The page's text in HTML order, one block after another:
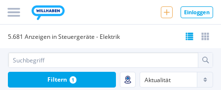
Einloggen
5.681 Anzeigen in Steuergeräte - Elektrik
Filtern 1